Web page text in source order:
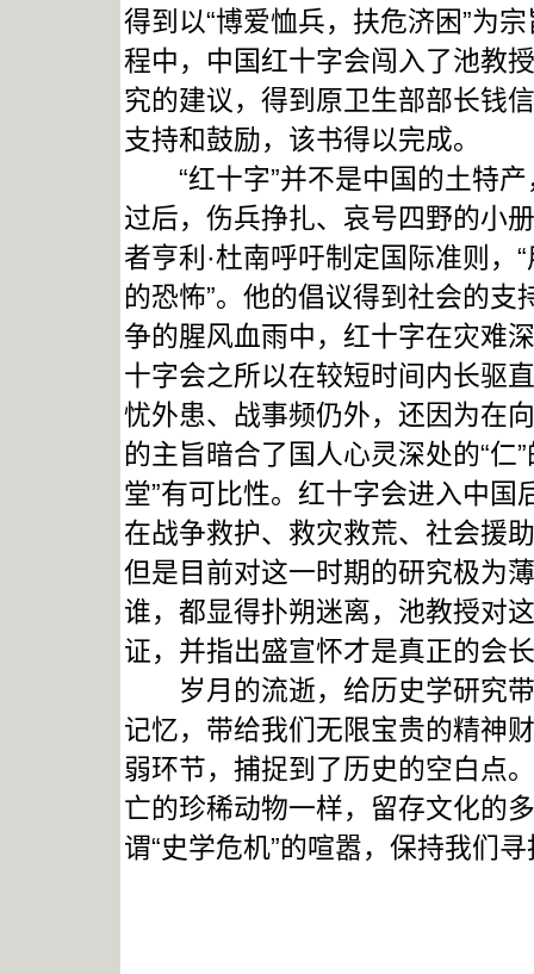
得到以“博爱恤兵，扶危济困”为
程中，中国红十字会闯入了池教
究的建议，得到原卫生部部长钱
支持和鼓励，该书得以完成。
“红十字”并不是中国的土特产
过后，伤兵挣扎、哀号四野的小
者亨利·杜南呼吁制定国际准则，
的恐怖”。他的倡议得到社会的
争的腥风血雨中，红十字在灾难
十字会之所以在较短时间内长驱
忧外患、战事频仍外，还因为在
的主旨暗合了国人心灵深处的“仁
堂”有可比性。红十字会进入中
在战争救护、救灾救荒、社会援
但是目前对这一时期的研究极为
谁，都显得扑朔迷离，池教授对
证，并指出盛宣怀才是真正的会
岁月的流逝，给历史学研究带
记忆，带给我们无限宝贵的精神
弱环节，捕捉到了历史的空白点
亡的珍稀动物一样，留存文化的
谓“史学危机”的喧嚣，保持我们